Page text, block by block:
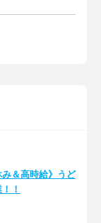
み＆高時給》うど
！